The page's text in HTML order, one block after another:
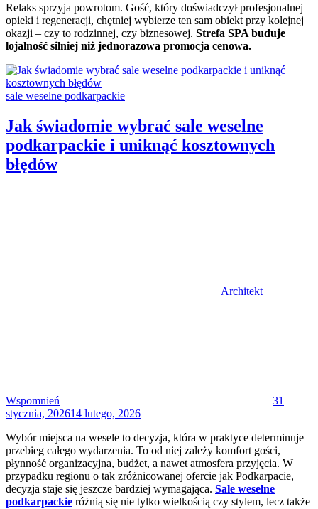
Relaks sprzyja powrotom. Gość, który doświadczył profesjonalnej
opieki i regeneracji, chętniej wybierze ten sam obiekt przy kolejnej
okazji – czy to rodzinnej, czy biznesowej. Strefa SPA buduje
lojalność silniej niż jednorazowa promocja cenowa.
Categories:
sale weselne podkarpackie
Jak świadomie wybrać sale weselne
podkarpackie i uniknąć kosztownych
błędów
Architekt
Wspomnień
31
stycznia, 202614 lutego, 2026
Wybór miejsca na wesele to decyzja, która w praktyce determinuje
przebieg całego wydarzenia. To od niej zależy komfort gości,
płynność organizacyjna, budżet, a nawet atmosfera przyjęcia. W
przypadku regionu o tak zróżnicowanej ofercie jak Podkarpacie,
decyzja staje się jeszcze bardziej wymagająca. Sale weselne
podkarpackie różnią się nie tylko wielkością czy stylem, lecz także